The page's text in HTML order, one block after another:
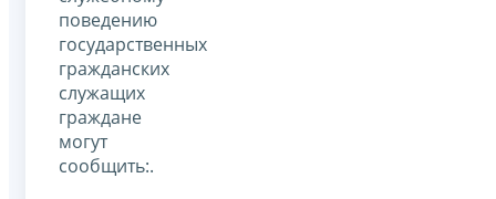
поведению
государственных
гражданских
служащих
граждане
могут
сообщить:.